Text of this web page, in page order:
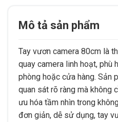
Mô tả sản phẩm
Tay vươn camera 80cm là
quay camera linh hoạt, phù
phòng hoặc cửa hàng. Sản
quan sát rõ ràng mà không
ưu hóa tầm nhìn trong
đơn giản, dễ sử dụng, tay